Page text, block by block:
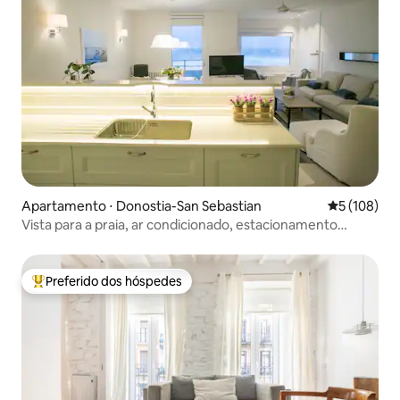
Apartamento ⋅ Donostia-San Sebastian 5 de uma
5 (108)
Vista para a praia, ar condicionado, estacionamento
Entre os melhores preferidos dos hóspedes
Preferido dos hóspedes